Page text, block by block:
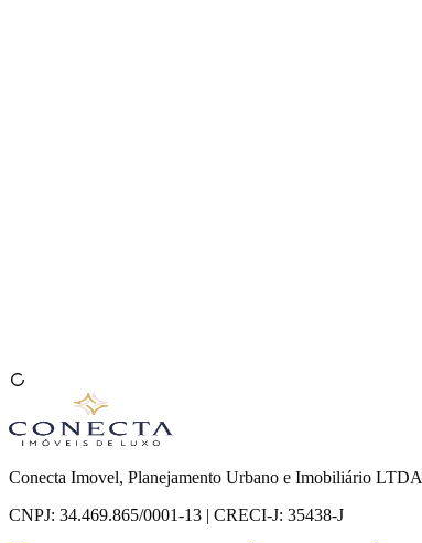
Conecta Imovel, Planejamento Urbano e Imobiliário LTDA
CNPJ: 34.469.865/0001-13 | CRECI-J: 35438-J